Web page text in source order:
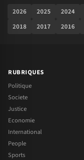
2026 2025 2024
2018
2017 2016
RUBRIQUES
Politique
Societe
Justice
Economie
International
People
Sports